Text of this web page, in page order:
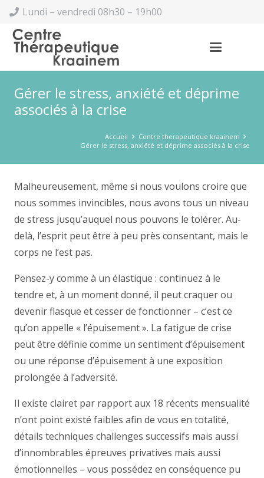
Lundi – vendredi 08h30 – 19h00
Gérer le stress, anxiété et déprime
associés à la crise
Accueil
Centre therapeutique kraainem
Gérer le stress, anxiété et déprime associés à la crise
Malheureusement, même si nous voulons croire que
nous sommes invincibles, nous avons tous un niveau
de stress jusqu’auquel nous pouvons le tolérer. Au-
delà, l’esprit peut être à peu près consentant, mais le
corps ne l’est pas.
Pensez-y comme à un élastique : continuez à le
tendre et, à un moment donné, il peut craquer ou
devenir flasque et cesser de fonctionner – c’est ce
qu’on appelle « l’épuisement ». La fatigue de crise
peut être définie comme un sentiment d’épuisement
ou une réponse d’épuisement à une exposition
prolongée à l’adversité.
Il existe clairet par rapport aux 18 récents mensualité
n’ont point existé faibles afin de vous en totalité,
détails techniques challenges successifs mais aussi
d’innombrables épreuves privatives mais aussi
émotionnelles – vous possédez en conséquence pu